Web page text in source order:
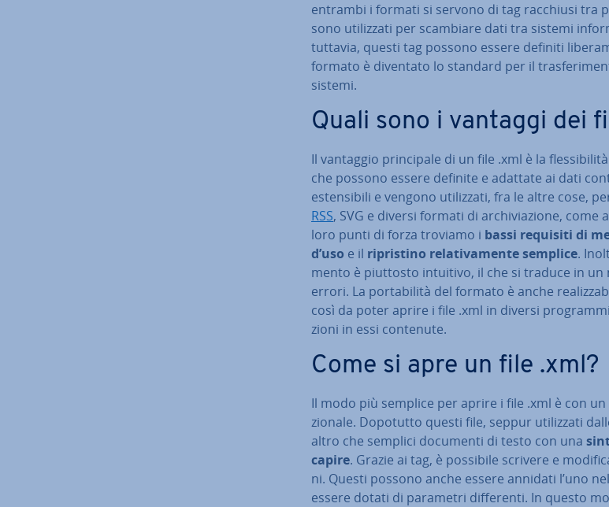
entrambi i formati si servono di tag racchiusi tra
sono uti­liz­za­ti per scambiare dati tra sistemi
tuttavia, questi tag possono essere definiti
formato è diventato lo standard per il
sistemi.
Quali sono i vantaggi dei
Il vantaggio prin­ci­pa­le di un file .xml è la
che possono essere definite e adattate ai dati
esten­si­bi­li e vengono uti­liz­za­ti, fra le altre cose,
RSS, SVG e diversi formati di ar­chi­via­zio­ne, come
loro punti di forza troviamo i bassi requisiti di
d’uso e il ri­pri­sti­no re­la­ti­va­men­te semplice.
men­to è piuttosto intuitivo, il che si traduce in
errori. La por­ta­bi­li­tà del formato è anche
così da poter aprire i file .xml in diversi
zio­ni in essi contenute.
Come si apre un file .xml?
Il modo più semplice per aprire i file .xml è con
zio­na­le. Dopotutto questi file, seppur uti­liz­za­ti
altro che semplici documenti di testo con una
capire. Grazie ai tag, è possibile scrivere e
ni. Questi possono anche essere annidati l’uno
essere dotati di parametri dif­fe­ren­ti. In questo